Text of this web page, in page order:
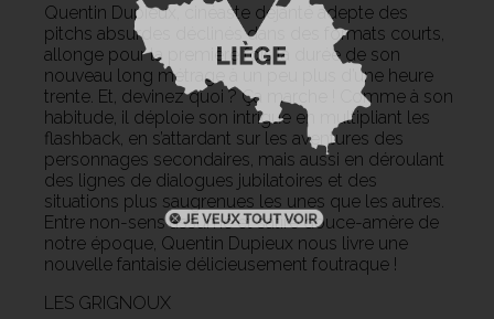
Quentin Dupieux, cinéaste déjanté adepte des
pitchs absurdes déclinés dans des formats courts,
allonge pour la première fois la durée de son
nouveau long métrage à un peu plus d’une heure
trente. Et, devinez quoi ? Ça marche ! Comme à son
habitude, il déploie son intrigue en multipliant les
flashback, en s’attardant sur les aventures des
personnages secondaires, mais aussi en déroulant
des lignes de dialogues jubilatoires et des
situations plus saugrenues les unes que les autres.
Entre non-sens assumé et satire douce-amère de
notre époque, Quentin Dupieux nous livre une
nouvelle fantaisie délicieusement foutraque !
LES GRIGNOUX